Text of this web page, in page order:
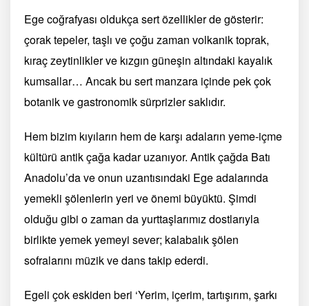
Ege coğrafyası oldukça sert özellikler de gösterir:
çorak tepeler, taşlı ve çoğu zaman volkanik toprak,
kıraç zeytinlikler ve kızgın güneşin altındaki kayalık
kumsallar… Ancak bu sert manzara içinde pek çok
botanik ve gastronomik sürprizler saklıdır.
Hem bizim kıyıların hem de karşı adaların yeme-içme
kültürü antik çağa kadar uzanıyor. Antik çağda Batı
Anadolu’da ve onun uzantısındaki Ege adalarında
yemekli şölenlerin yeri ve önemi büyüktü. Şimdi
olduğu gibi o zaman da yurttaşlarımız dostlarıyla
birlikte yemek yemeyi sever; kalabalık şölen
sofralarını müzik ve dans takip ederdi.
Egeli çok eskiden beri ‘Yerim, içerim, tartışırım, şarkı